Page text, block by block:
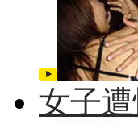
女子